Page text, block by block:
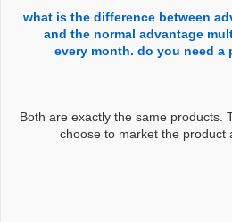
what is the difference between
and the normal advantage
every month. do you need
Both are exactly the same products.
choose to market the product